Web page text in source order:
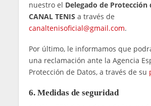
En caso de que CANAL TENIS
que pudieran ser menores de
sus tutores legales.
5. Derechos de los
En cualquier momento, los usuarios
ejercer los siguientes derechos